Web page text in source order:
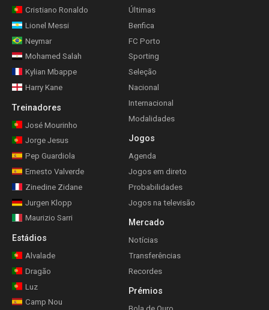
Cristiano Ronaldo
Lionel Messi
Neymar
Mohamed Salah
Kylian Mbappe
Harry Kane
Treinadores
José Mourinho
Jorge Jesus
Pep Guardiola
Ernesto Valverde
Zinedine Zidane
Jurgen Klopp
Maurizio Sarri
Estádios
Alvalade
Dragão
Luz
Camp Nou
Últimas
Benfica
FC Porto
Sporting
Seleção
Nacional
Internacional
Modalidades
Jogos
Agenda
Jogos em direto
Probabilidades
Jogos na televisão
Mercado
Notícias
Transferências
Recordes
Prémios